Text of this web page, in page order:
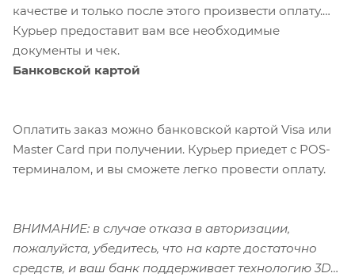
качестве и только после этого произвести оплату.
Курьер предоставит вам все необходимые
документы и чек.
Банковской картой
Оплатить заказ можно банковской картой Visa или
Master Card при получении. Курьер приедет с POS-
терминалом, и вы сможете легко провести оплату.
ВНИМАНИЕ: в случае отказа в авторизации,
пожалуйста, убедитесь, что на карте достаточно
средств, и ваш банк поддерживает технологию 3D-